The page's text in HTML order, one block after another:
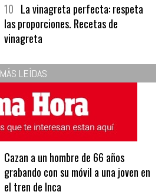
10 La vinagreta perfecta: respeta
las proporciones. Recetas de
vinagreta
MÁS LEÍDAS
Cazan a un hombre de 66 años
grabando con su móvil a una joven en
el tren de Inca